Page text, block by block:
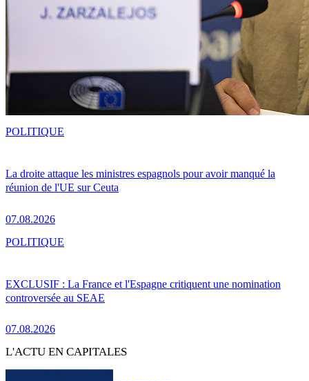
La droite attaque les ministres espagnols pour avoir manqué la
réunion de l'UE sur Ceuta
07.08.2026
POLITIQUE
EXCLUSIF : La France et l'Espagne critiquent une nomination
controversée au SEAE
07.08.2026
POLITIQUE
L'ACTU EN CAPITALES